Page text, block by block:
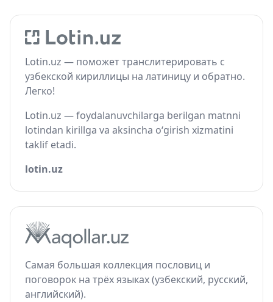
Lotin.uz — поможет транслитерировать с
узбекской кириллицы на латиницу и обратно.
Легко!
Lotin.uz — foydalanuvchilarga berilgan matnni
lotindan kirillga va aksincha o‘girish xizmatini
taklif etadi.
lotin.uz
Самая большая коллекция пословиц и
поговорок на трёх языках (узбекский, русский,
английский).